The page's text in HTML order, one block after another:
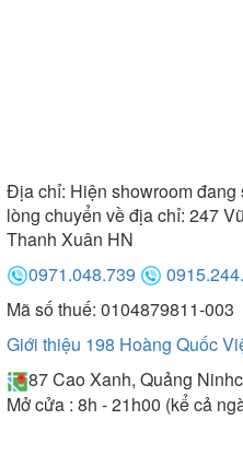
Địa chỉ: Hiện showroom
lòng chuyển về địa chỉ: 247
Thanh Xuân HN
0971.048.739
Mã số thuế: 0104879811-003
Giới thiệu 198 Hoàng Quốc
87 Cao Xanh, Quảng Ninh
Mở cửa : 8h - 21h00 (kể cả